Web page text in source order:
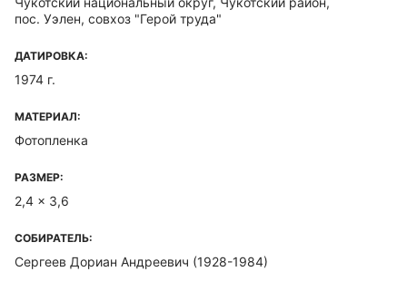
пос. Уэлен, совхоз "Герой труда"
ДАТИРОВКА:
1974 г.
МАТЕРИАЛ:
Фотопленка
РАЗМЕР:
2,4 x 3,6
СОБИРАТЕЛЬ:
Сергеев Дориан Андреевич (1928-1984)